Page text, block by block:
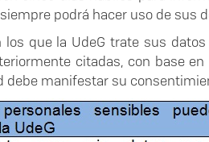
podrá hacer uso de sus
los que la UdeG trate sus
citadas, con base
debe manifestar su